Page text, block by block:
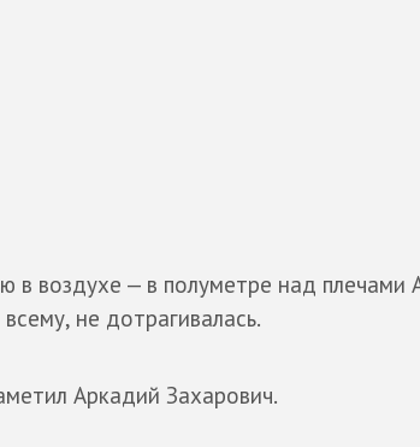
в воздухе — в полуметре над плечами
не дотрагивалась.
Аркадий Захарович.